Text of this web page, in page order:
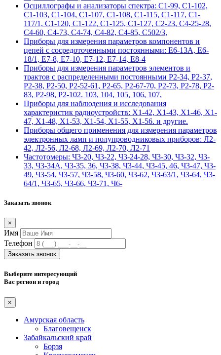
Осциллографы и анализаторы спектра: С1-99, С1-102,
С1-103, С1-104, С1-107, С1-108, С1-115, С1-117, С1-
117/1, С1-120, С1-122, С1-125, С1-127, С2-23, С4-25-28,
С4-60, С4-73, С4-74, С4-82, С4-85, С502/3,
Приборы для измерения параметров компонентов и
цепей с сосредоточенными постоянными: Е6-13А, Е6-
18/1, Е7-8, Е7-10, Е7-12, Е7-14, Е8-4
Приборы для измерения параметров элементов и
трактов с распределенными постоянными Р2-34, Р2-37,
Р2-38, Р2-50, Р2-52-61, Р2-65, Р2-67-70, Р2-73, Р2-78, Р2-
83, Р2-98, Р2-102. 103, 104, 105, 106, 107,
Приборы для наблюдения и исследования
характеристик радиоустройств: Х1-42, Х1-43, Х1-46, Х1-
47, Х1-48, Х1-53, Х1-54, Х1-55, Х1-56. и другие.
Приборы общего применения для измерения параметров
электронных ламп и полупроводниковых приборов: Л2-
42, Л2-56, Л2-68, Л2-69, Л2-70, Л2-71
Частотомеры: Ч3-20, Ч3-22, Ч3-24-28, Ч3-30, Ч3-32, Ч3-
33, Ч3-34А, Ч3-35, 36, Ч3-38, Ч3-44, Ч3-45, 46, Ч3-47, Ч3-
49, Ч3-54, Ч3-57, Ч3-58, Ч3-60, Ч3-62, Ч3-63/1, Ч3-64, Ч3-
64/1, Ч3-65, Ч3-66, Ч3-71, Ч6-
Заказать звонок
×
Имя
Телефон
Заказать звонок
Выберите интересующий
Вас регион и город
×
Амурская область
Благовещенск
Забайкальский край
Борзя